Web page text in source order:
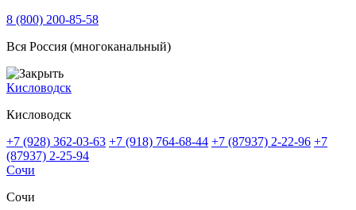
8 (800) 200-85-58
Вся Россия (многоканальный)
Кисловодск
Кисловодск
+7 (928) 362-03-63 +7 (918) 764-68-44 +7 (87937) 2-22-96 +7
(87937) 2-25-94
Сочи
Сочи